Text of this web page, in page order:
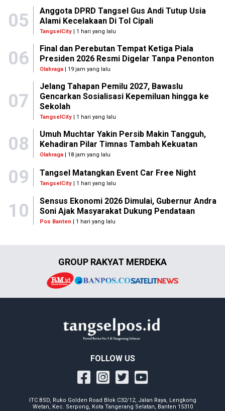
05
Anggota DPRD Tangsel Gus Andi Tutup Usia
Alami Kecelakaan Di Tol Cipali
TangselCity| 1 hari yang lalu
06
Final dan Perebutan Tempat Ketiga Piala
Presiden 2026 Resmi Digelar Tanpa Penonton
Olahraga| 19 jam yang lalu
07
Jelang Tahapan Pemilu 2027, Bawaslu
Gencarkan Sosialisasi Kepemiluan hingga ke
Sekolah
TangselCity| 1 hari yang lalu
08
Umuh Muchtar Yakin Persib Makin Tangguh,
Kehadiran Pilar Timnas Tambah Kekuatan
Olahraga| 18 jam yang lalu
09 Tangsel Matangkan Event Car Free Night
TangselCity | 1 hari yang lalu
10
Sensus Ekonomi 2026 Dimulai, Gubernur Andra
Soni Ajak Masyarakat Dukung Pendataan
Pos Banten | 1 hari yang lalu
GROUP RAKYAT MERDEKA
FOLLOW US
ITC BSD, Ruko Golden Road Blok C32/12, Jalan Raya, Lengkong
Wetan, Kec. Serpong, Kota Tangerang Selatan, Banten 15310